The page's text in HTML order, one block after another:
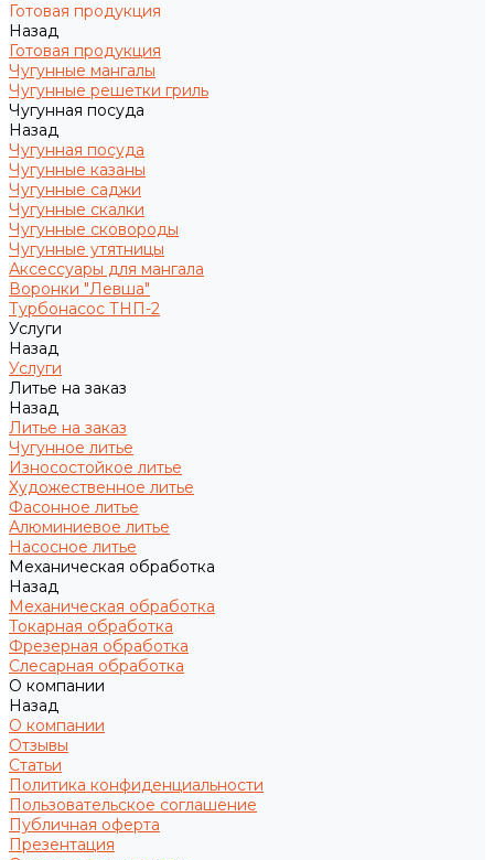
Готовая продукция
Назад
Готовая продукция
Чугунные мангалы
Чугунные решетки гриль
Чугунная посуда
Назад
Чугунная посуда
Чугунные казаны
Чугунные саджи
Чугунные скалки
Чугунные сковороды
Чугунные утятницы
Аксессуары для мангала
Воронки "Левша"
Турбонасос ТНП-2
Услуги
Назад
Услуги
Литье на заказ
Назад
Литье на заказ
Чугунное литье
Износостойкое литье
Художественное литье
Фасонное литье
Алюминиевое литье
Насосное литье
Механическая обработка
Назад
Механическая обработка
Токарная обработка
Фрезерная обработка
Слесарная обработка
О компании
Назад
О компании
Отзывы
Статьи
Политика конфиденциальности
Пользовательское соглашение
Публичная оферта
Презентация